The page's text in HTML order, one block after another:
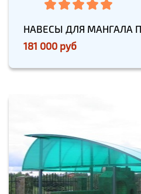
НАВЕСЫ ДЛЯ МАНГАЛА
181 000 руб